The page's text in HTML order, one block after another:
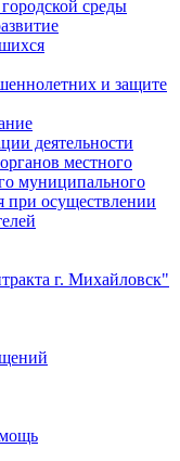
среды
и защите
деятельности
местного
муниципального
при осуществлении
г. Михайловск"